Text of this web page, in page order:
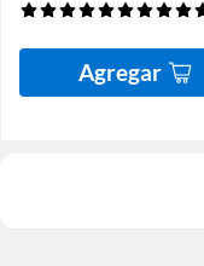
Agregar